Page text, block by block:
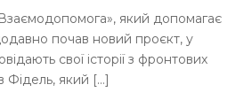
який допомагає
почав новий проєкт, у
свої історії з фронтових
Фідель, який […]